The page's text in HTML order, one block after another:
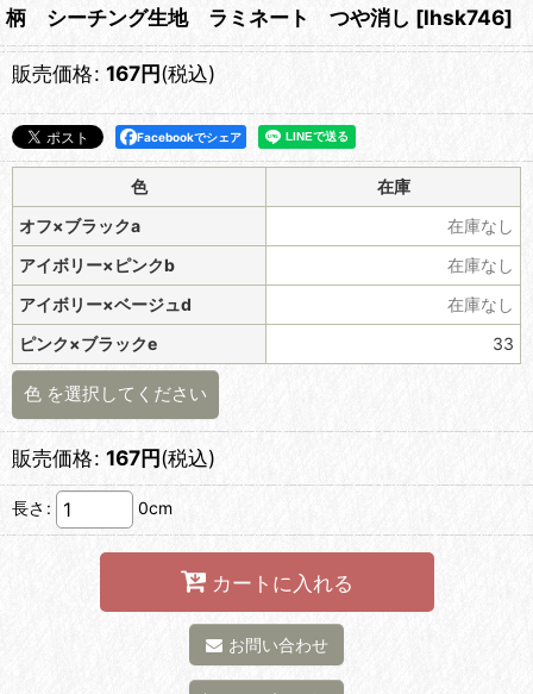
柄 シーチング生地 ラミネート つや消し [lhsk746]
販売価格: 167円(税込)
Facebookでシェア
色
在庫
オフ×ブラックa
在庫なし
アイボリー×ピンクb
在庫なし
アイボリー×ベージュd
在庫なし
ピンク×ブラックe
33
色 を選択してください
販売価格: 167円(税込)
長さ : 0cm
カートに入れる
お問い合わせ